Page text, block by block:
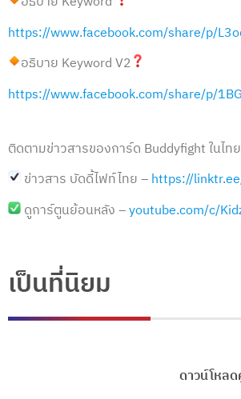
https://www.facebook.com/share/p/
อธิบาย Keyword V2
https://www.facebook.com/share/p/
ติดตามข่าวสารของการ์ด Buddyfight ในไท
ข่าวสาร บัดดี้ไฟท์ไทย –https://
ดูการ์ตูนย้อนหลัง –youtube.com/c/
เป็นที่นิยม
ดาวน์โหล